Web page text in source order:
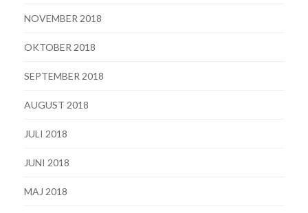
NOVEMBER 2018
OKTOBER 2018
SEPTEMBER 2018
AUGUST 2018
JULI 2018
JUNI 2018
MAJ 2018